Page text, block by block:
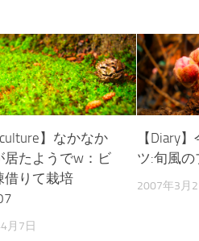
】なかなか
居たようでw：ビ
借りて栽培
月7日
【Diary
ツ:旬風の
2007年3月